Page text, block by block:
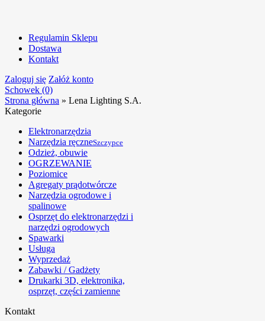
Regulamin Sklepu
Dostawa
Kontakt
Zaloguj się Załóż konto
Schowek (0)
Strona główna » Lena Lighting S.A.
Kategorie
Elektronarzędzia
Narzędzia ręczneSzczypce
Odzież, obuwie
OGRZEWANIE
Poziomice
Agregaty prądotwórcze
Narzędzia ogrodowe i
spalinowe
Osprzęt do elektronarzędzi i
narzędzi ogrodowych
Spawarki
Usługa
Wyprzedaż
Zabawki / Gadżety
Drukarki 3D, elektronika,
osprzęt, części zamienne
Kontakt